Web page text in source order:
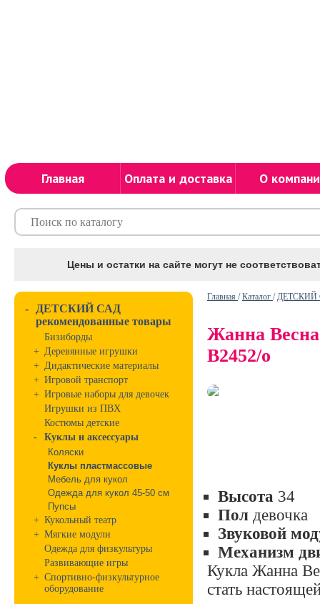
Главная Оплата и доставка О
Цены и остатки на сайте могут не
-
ДЕТСКИЙ САД
рекомендованные товары
Бизиборды
+ Деревянные игрушки
+ Дидактические материалы
+ Игровой транспорт
+ Игровые наборы для девочек
Игрушки из ПВХ
Костюмы детские
-
Куклы и аксессуары
Коляски
Куклы пластмассовые
Мебель для кукол
Одежда для кукол 45-50 см
Пупсы
+ Кукольный театр
+ Мягкие модули
Одежда для физкультуры
Развивающие игры
+ Спортивно-физкультурное
оборудование
Главная /Каталог /ДЕТСКИЙ
Жанна Весна
В2452/о
Высота 34
Пол девочка
Звуковой
Механизм
Кукла Жанна
стать